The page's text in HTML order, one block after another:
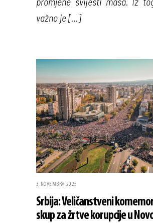
važno je […]
3 NOVEMBRA 2025
Srbija: Veličanstveni
skup za žrtve korupcije u